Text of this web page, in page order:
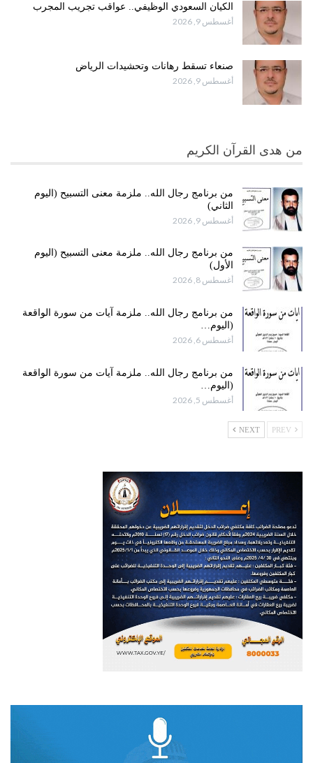
الكيان السعودي الوظيفي.. عواقب تجريب المجرب
أغسطس 9, 2026
صنعاء تسقط رهانات وتحشيدات الرياض
أغسطس 9, 2026
من هدى القرآن الكريم
من برنامج رجال الله.. ملزمة معنى التسبيح (اليوم
الثاني)
أغسطس 9, 2026
من برنامج رجال الله.. ملزمة معنى التسبيح (اليوم
الأول)
أغسطس 8, 2026
من برنامج رجال الله.. ملزمة آيات من سورة الواقعة
(اليوم…
أغسطس 6, 2026
من برنامج رجال الله.. ملزمة آيات من سورة الواقعة
(اليوم…
أغسطس 5, 2026
NEXT